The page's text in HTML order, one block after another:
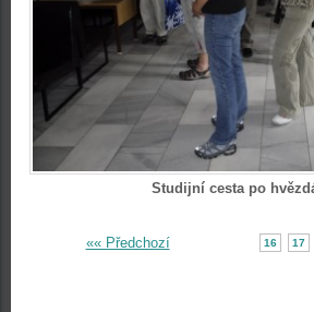
Studijní cesta po
«« Předchozí 16 17